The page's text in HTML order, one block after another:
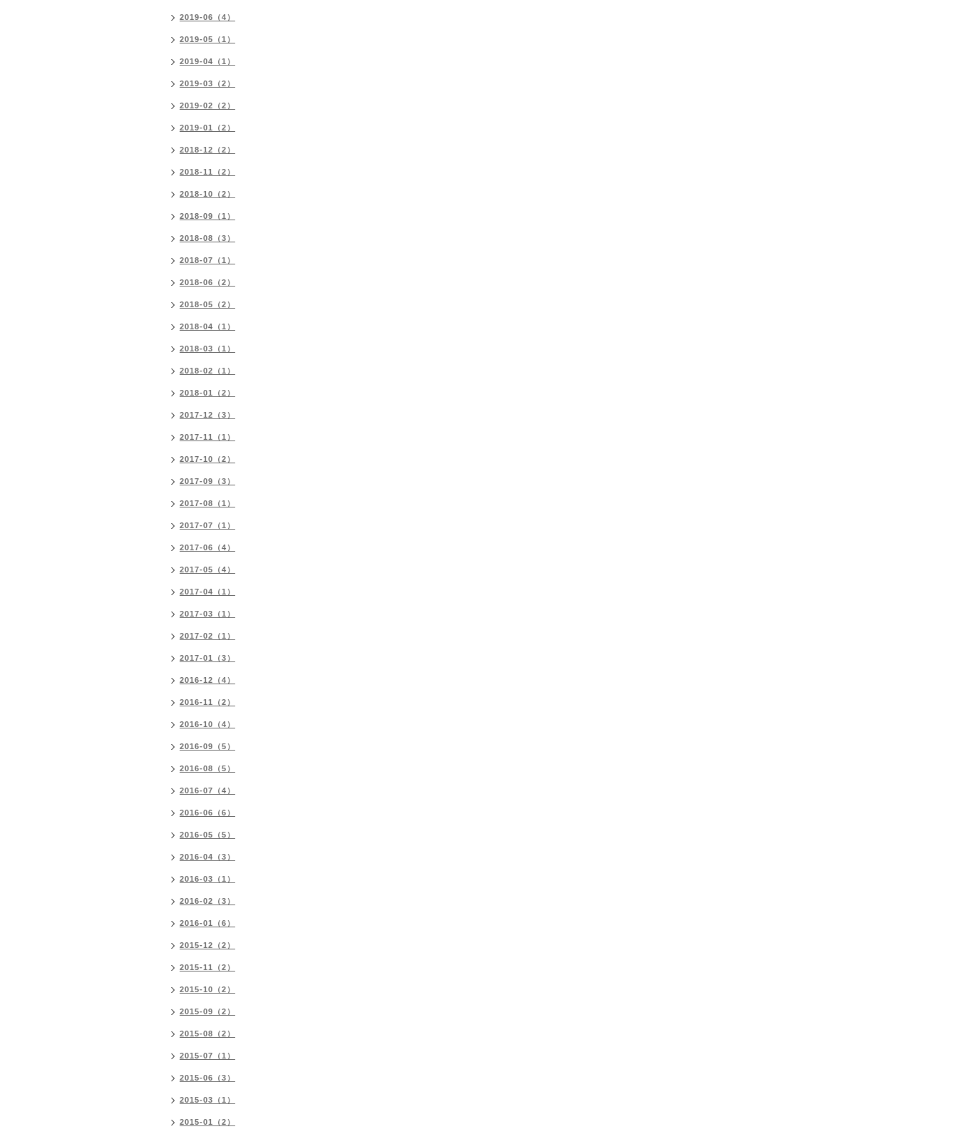
2019-06（4）
2019-05（1）
2019-04（1）
2019-03（2）
2019-02（2）
2019-01（2）
2018-12（2）
2018-11（2）
2018-10（2）
2018-09（1）
2018-08（3）
2018-07（1）
2018-06（2）
2018-05（2）
2018-04（1）
2018-03（1）
2018-02（1）
2018-01（2）
2017-12（3）
2017-11（1）
2017-10（2）
2017-09（3）
2017-08（1）
2017-07（1）
2017-06（4）
2017-05（4）
2017-04（1）
2017-03（1）
2017-02（1）
2017-01（3）
2016-12（4）
2016-11（2）
2016-10（4）
2016-09（5）
2016-08（5）
2016-07（4）
2016-06（6）
2016-05（5）
2016-04（3）
2016-03（1）
2016-02（3）
2016-01（6）
2015-12（2）
2015-11（2）
2015-10（2）
2015-09（2）
2015-08（2）
2015-07（1）
2015-06（3）
2015-03（1）
2015-01（2）